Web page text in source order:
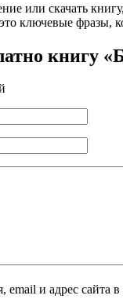
или скачать
ключевые фразы,
книгу
email и адрес сайта